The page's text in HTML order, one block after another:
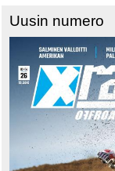
Uusin numero